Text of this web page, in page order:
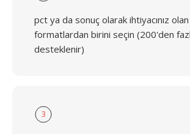
pct ya da sonuç olarak ihtiyacınız
formatlardan birini seçin (200'den
desteklenir)
3